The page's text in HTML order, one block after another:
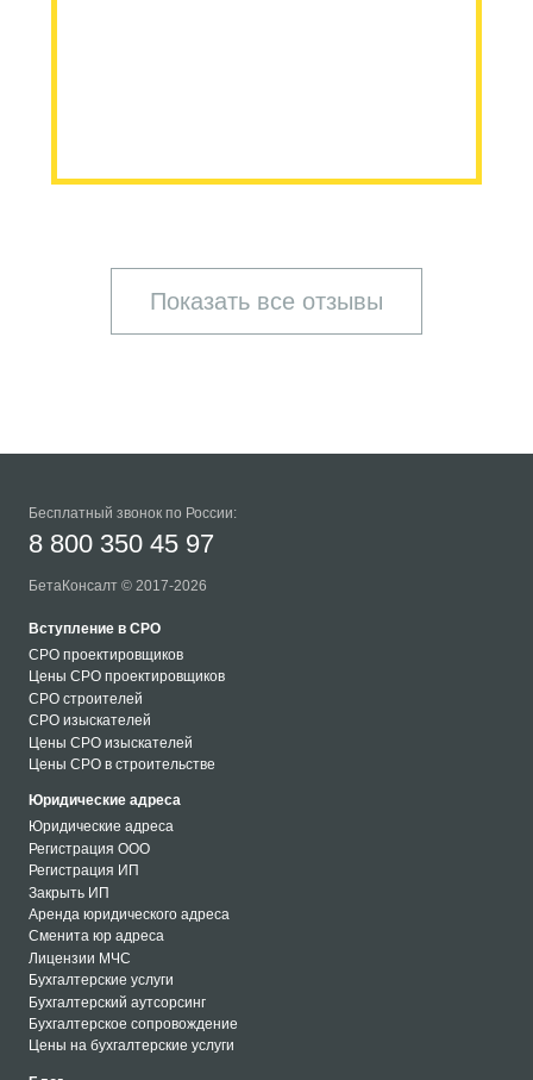
Показать все отзывы
Бесплатный звонок по России:
8 800 350 45 97
БетаКонсалт © 2017-2026
Вступление в СРО
СРО проектировщиков
Цены СРО проектировщиков
СРО строителей
СРО изыскателей
Цены СРО изыскателей
Цены СРО в строительстве
Юридические адреса
Юридические адреса
Регистрация ООО
Регистрация ИП
Закрыть ИП
Аренда юридического адреса
Сменита юр адреса
Лицензии МЧС
Бухгалтерские услуги
Бухгалтерский аутсорсинг
Бухгалтерское сопровождение
Цены на бухгалтерские услуги